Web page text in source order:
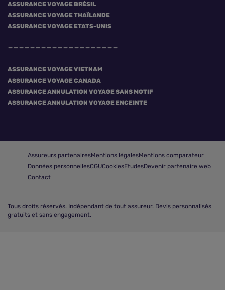
ASSURANCE VOYAGE BRÉSIL
ASSURANCE VOYAGE THAÏLANDE
ASSURANCE VOYAGE ETATS-UNIS
ASSURANCE VOYAGE VIETNAM
ASSURANCE VOYAGE CANADA
ASSURANCE ANNULATION VOYAGE SANS MOTIF
ASSURANCE ANNULATION VOYAGE ENCEINTE
Assureurs partenairesMentions légalesMentions comparateur
Données personnellesCGUCookiesEtudesDevenir partenaire web
Contact
Tous droits réservés. Indépendant de tout assureur. Devis personnalisés
gratuits et sans engagement.